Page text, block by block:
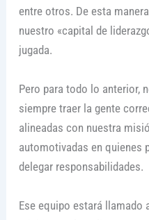
entre otros. De esta
nuestro «capital de
jugada.
Pero para todo lo anterior,
siempre traer la gente
alineadas con nuestra
automotivadas en quienes
delegar responsabilidades.
Ese equipo estará llamado